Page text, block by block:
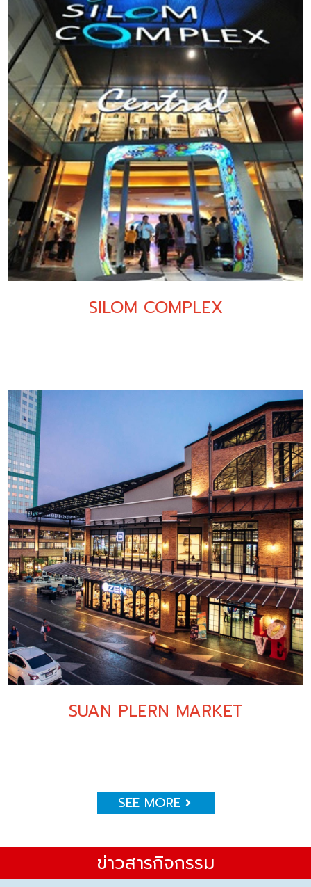
SILOM COMPLEX
SUAN PLERN MARKET
SEE MORE
ข่าวสารกิจกรรม